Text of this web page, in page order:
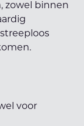
zowel binnen
voor